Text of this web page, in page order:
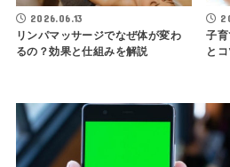
2026.06.13
リンパマッサージでなぜ体が変わ
るの？効果と仕組みを解説
子
とコ